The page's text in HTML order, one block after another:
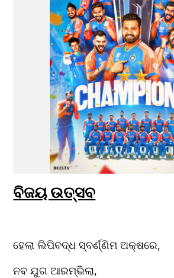
ବିଜୟ ଉତ୍ସବ
ହେଲା ଲିପିବଦ୍ଧ ସ୍ବର୍ଣ୍ଣିମ ଅକ୍ଷରେ,
ନବ ଯୁଗ ଆରମ୍ଭିଲା,